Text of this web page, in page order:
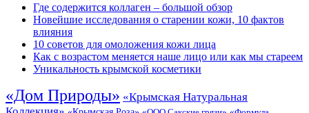
Где содержится коллаген – большой обзор
Новейшие исследования о старении кожи, 10 фактов
влияния
10 советов для омоложения кожи лица
Как с возрастом меняется наше лицо или как мы стареем
Уникальность крымской косметики
«Дом Природы» «Крымская Натуральная